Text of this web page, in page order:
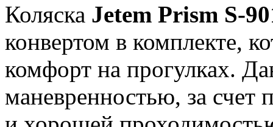
Коляска Jetem Prism S-
конвертом в комплекте,
комфорт на прогулках.
маневренностью, за счет